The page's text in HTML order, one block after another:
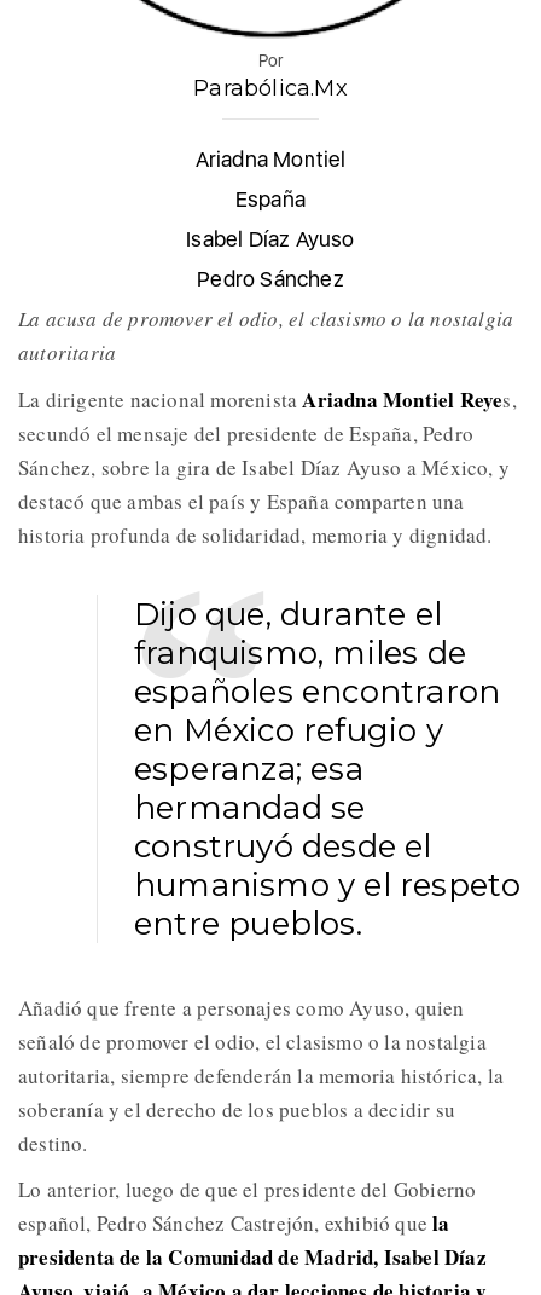
Por
Parabólica.Mx
Ariadna Montiel
España
Isabel Díaz Ayuso
Pedro Sánchez
La acusa de promover el odio, el clasismo o la nostalgia
autoritaria
La dirigente nacional morenistaAriadna Montiel Reyes,
secundó el mensaje del presidente de España, Pedro
Sánchez, sobre la gira de Isabel Díaz Ayuso a México, y
destacó que ambas el país y España comparten una
historia profunda de solidaridad, memoria y dignidad.
Dijo que, durante el
franquismo, miles de
españoles encontraron
en México refugio y
esperanza; esa
hermandad se
construyó desde el
humanismo y el respeto
entre pueblos.
Añadió que frente a personajes como Ayuso, quien
señaló de promover el odio, el clasismo o la nostalgia
autoritaria, siempre defenderán la memoria histórica, la
soberanía y el derecho de los pueblos a decidir su
destino.
Lo anterior, luego de que el presidente del Gobierno
español, Pedro Sánchez Castrejón, exhibió quela
presidenta de la Comunidad de Madrid, Isabel Díaz